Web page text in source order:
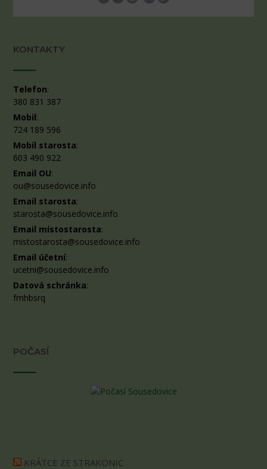
KONTAKTY
Telefon:
380 831 387
Mobil:
724 189 596
Mobil starosta:
603 490 922
Email OU:
ou@sousedovice.info
Email starosta:
starosta@sousedovice.info
Email místostarosta:
mistostarosta@sousedovice.info
Email účetní:
ucetni@sousedovice.info
Datová schránka:
fmhbsrq
POČASÍ
KRÁTCE ZE STRAKONIC